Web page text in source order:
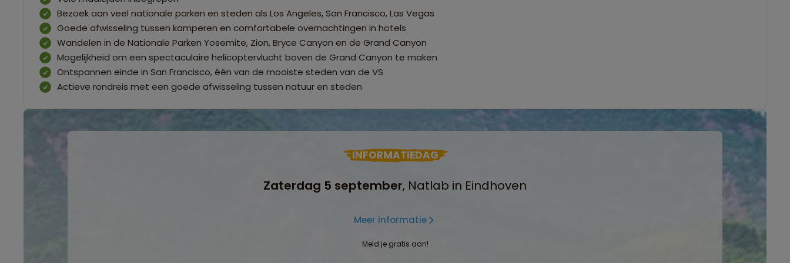
Bezoek aan veel nationale parken en steden als Los Angeles, San Francisco, Las Vegas
Goede afwisseling tussen kamperen en comfortabele overnachtingen in hotels
Wandelen in de Nationale Parken Yosemite, Zion, Bryce Canyon en de Grand Canyon
Mogelijkheid om een spectaculaire helicoptervlucht boven de Grand Canyon te maken
Ontspannen einde in San Francisco, één van de mooiste steden van de VS
Actieve rondreis met een goede afwisseling tussen natuur en steden
INFORMATIEDAG
Zaterdag 5 september, Natlab in Eindhoven
Meer informatie
Meld je gratis aan!